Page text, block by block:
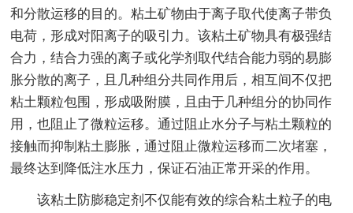
和分散运移的目的。粘土矿物由于离子取代使离子带负
电荷，形成对阳离子的吸引力。该粘土矿物具有极强结
合力，结合力强的离子或化学剂取代结合能力弱的易膨
胀分散的离子，且几种组分共同作用后，相互间不仅把
粘土颗粒包围，形成吸附膜，且由于几种组分的协同作
用，也阻止了微粒运移。通过阻止水分子与粘土颗粒的
接触而抑制粘土膨胀，通过阻止微粒运移而二次堵塞，
最终达到降低注水压力，保证石油正常开采的作用。
该粘土防膨稳定剂不仅能有效的综合粘土粒子的电